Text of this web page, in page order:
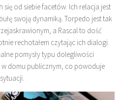
od siebie facetów. Ich relacja jest
swoją dynamiką. Torpedo jest tak
a Rascal to dość
rechotałem czytając ich dialogi.
pomysły typu dolegliwości
domu publicznym, co powoduje